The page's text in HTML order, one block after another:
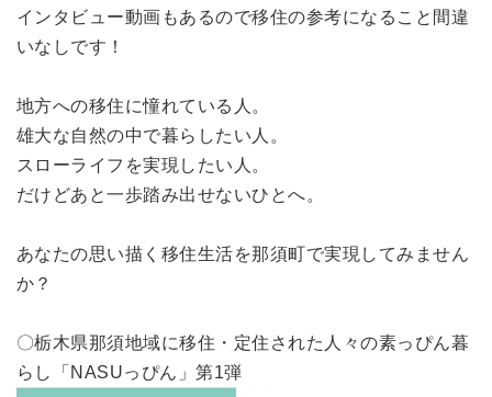
インタビュー動画もあるので移住の参考になること間違
いなしです！
地方への移住に憧れている人。
雄大な自然の中で暮らしたい人。
スローライフを実現したい人。
だけどあと一歩踏み出せないひとへ。
あなたの思い描く移住生活を那須町で実現してみません
か？
〇栃木県那須地域に移住・定住された人々の素っぴん暮
らし「NASUっぴん」第1弾